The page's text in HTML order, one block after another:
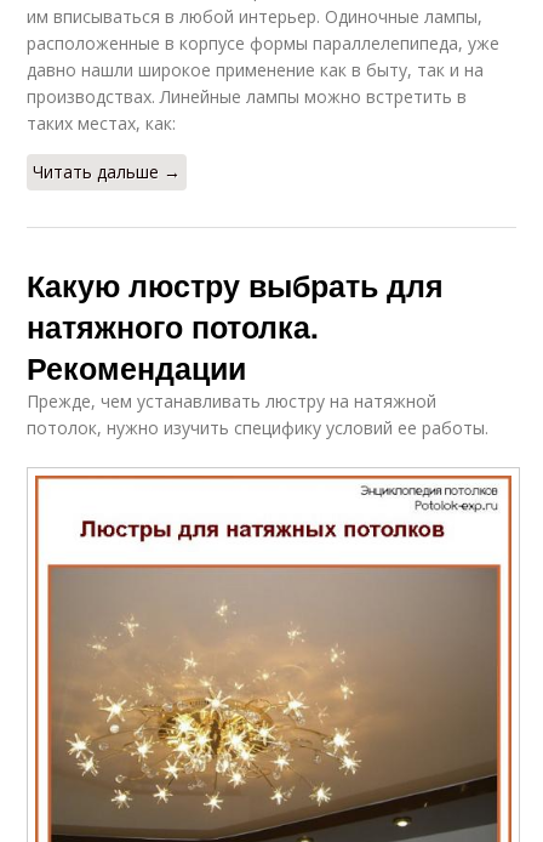
им вписываться в любой интерьер. Одиночные лампы,
расположенные в корпусе формы параллелепипеда, уже
давно нашли широкое применение как в быту, так и на
производствах. Линейные лампы можно встретить в
таких местах, как:
Читать дальше →
Какую люстру выбрать для
натяжного потолка.
Рекомендации
Прежде, чем устанавливать люстру на натяжной
потолок, нужно изучить специфику условий ее работы.